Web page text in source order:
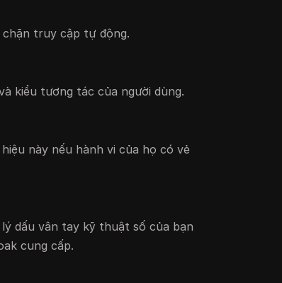
truy cập tự động.
kiểu tương tác của người dùng.
này nếu hành vi của họ có vẻ
dấu vân tay kỹ thuật số của bạn
cung cấp.